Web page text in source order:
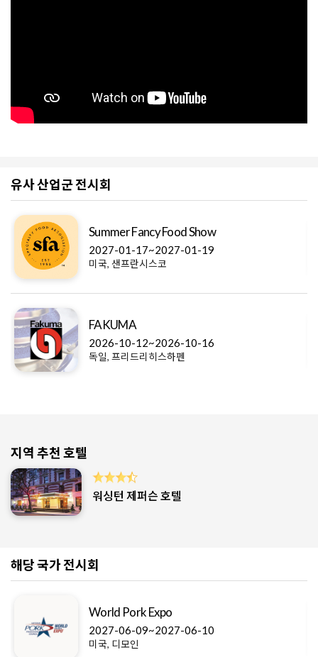
유사 산업군 전시회
Summer Fancy Food Show
2027-01-17~2027-01-19
미국, 샌프란시스코
FAKUMA
2026-10-12~2026-10-16
독일, 프리드리히스하펜
지역 추천 호텔
워싱턴 제퍼슨 호텔
해당 국가 전시회
World Pork Expo
2027-06-09~2027-06-10
미국, 디모인